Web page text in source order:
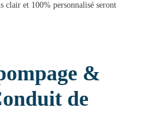
clair et 100% personnalisé seront
&
de